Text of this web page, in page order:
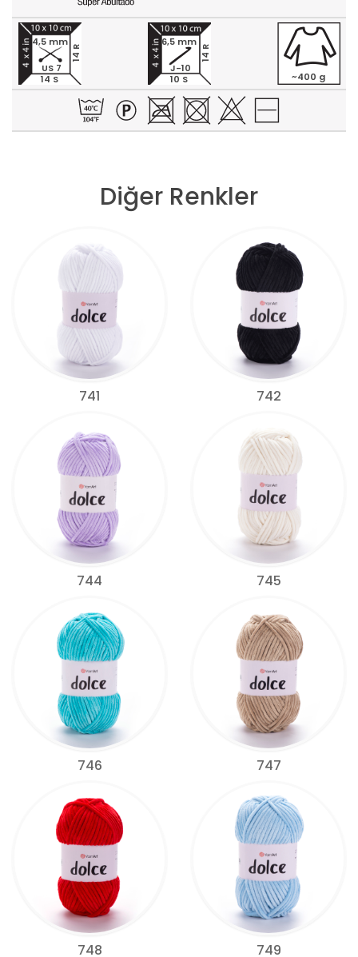
14 S
14 R
4,5 mm
US 7
10 S
14 R
6,5 mm
J-10
~400 g
Diğer Renkler
741 742
744 745
746 747
748 749